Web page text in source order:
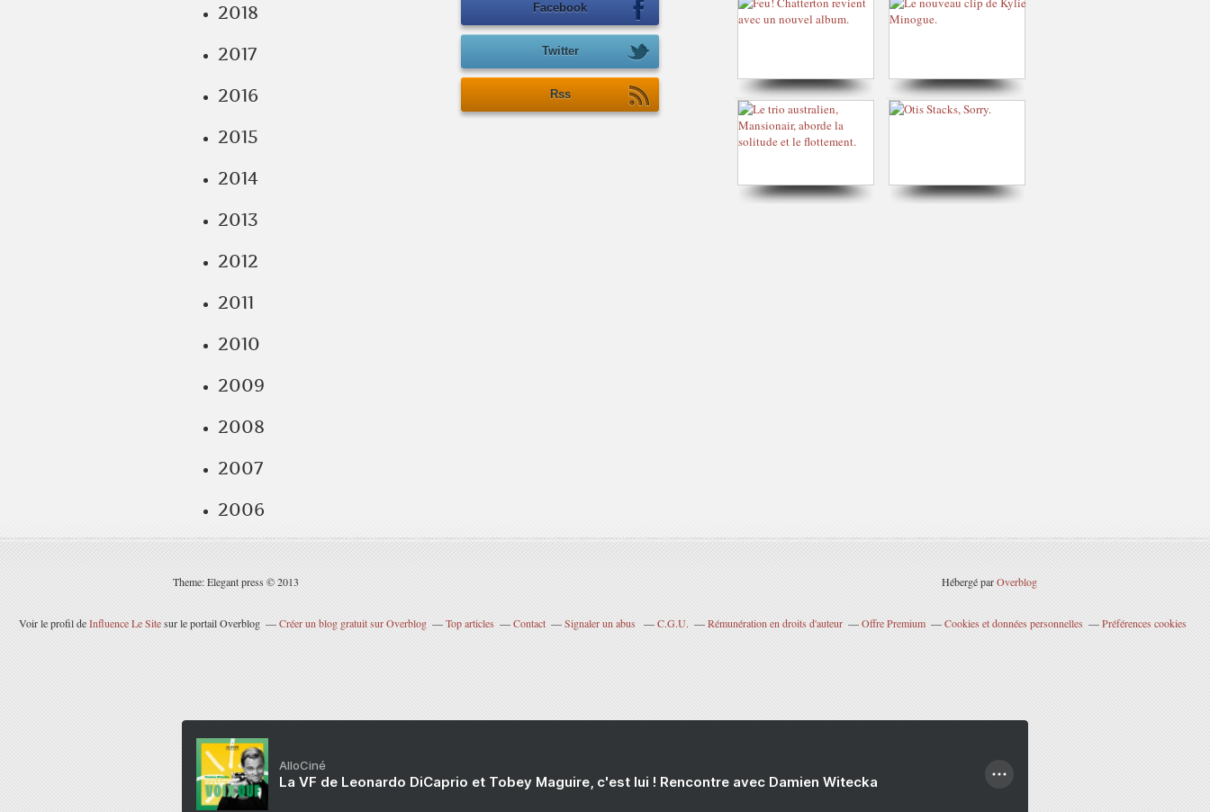
2018
2017
2016
2015
2014
2013
2012
2011
2010
2009
2008
2007
2006
Facebook
Twitter
Rss
Theme: Elegant press © 2013 Hébergé parOverblog
Voir le profil deInfluence Le Sitesur le portail Overblog Créer un blog gratuit sur Overblog Top articles Contact Signaler un abus C.G.U. Rémunération en droits d'auteur Offre Premium Cookies et données personnelles Préférences cookies
AlloCiné
La VF de Leonardo DiCaprio et Tobey Maguire, c'est lui ! Rencontre avec Damien Witecka